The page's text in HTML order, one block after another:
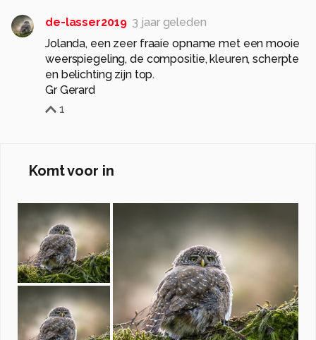
de-lasser2019 3 jaar geleden
Jolanda, een zeer fraaie opname met een mooie
weerspiegeling, de compositie, kleuren, scherpte
en belichting zijn top.
Gr Gerard
1
Komt voor in